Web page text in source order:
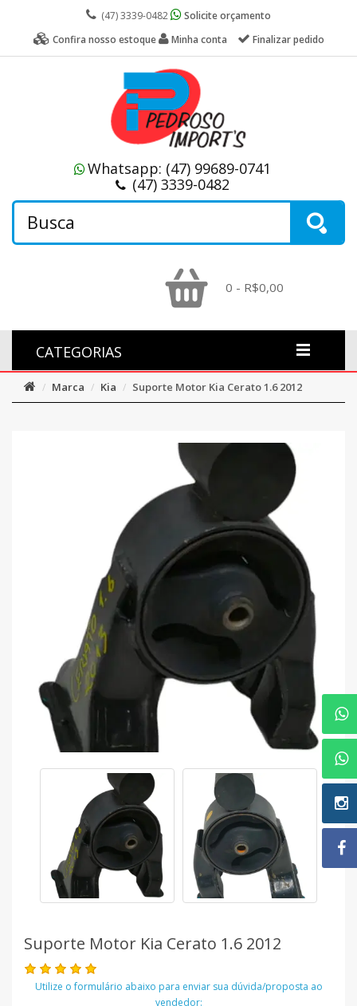
(47) 3339-0482
Solicite orçamento
Confira nosso estoque
Minha conta Finalizar pedido
Whatsapp: (47) 99689-0741
(47) 3339-0482
0 - R$0,00
CATEGORIAS
Marca Kia Suporte Motor Kia Cerato 1.6 2012
Suporte Motor Kia Cerato 1.6 2012
Utilize o formulário abaixo para enviar sua dúvida/proposta ao
vendedor: